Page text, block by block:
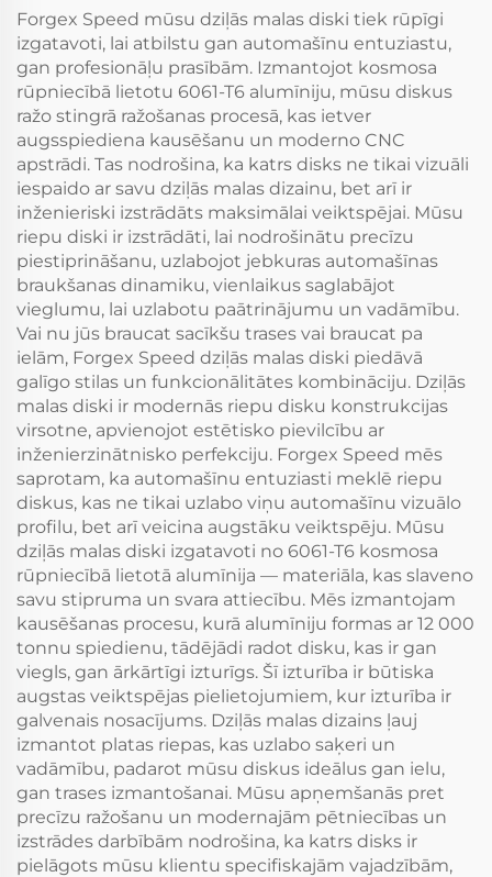
Forgex Speed mūsu dziļās malas diski tiek rūpīgi
izgatavoti, lai atbilstu gan automašīnu entuziastu,
gan profesionāļu prasībām. Izmantojot kosmosa
rūpniecībā lietotu 6061-T6 alumīniju, mūsu diskus
ražo stingrā ražošanas procesā, kas ietver
augsspiediena kausēšanu un moderno CNC
apstrādi. Tas nodrošina, ka katrs disks ne tikai vizuāli
iespaido ar savu dziļās malas dizainu, bet arī ir
inženieriski izstrādāts maksimālai veiktspējai. Mūsu
riepu diski ir izstrādāti, lai nodrošinātu precīzu
piestiprināšanu, uzlabojot jebkuras automašīnas
braukšanas dinamiku, vienlaikus saglabājot
vieglumu, lai uzlabotu paātrinājumu un vadāmību.
Vai nu jūs braucat sacīkšu trases vai braucat pa
ielām, Forgex Speed dziļās malas diski piedāvā
galīgo stilas un funkcionālitātes kombināciju. Dziļās
malas diski ir modernās riepu disku konstrukcijas
virsotne, apvienojot estētisko pievilcību ar
inženierzinātnisko perfekciju. Forgex Speed mēs
saprotam, ka automašīnu entuziasti meklē riepu
diskus, kas ne tikai uzlabo viņu automašīnu vizuālo
profilu, bet arī veicina augstāku veiktspēju. Mūsu
dziļās malas diski izgatavoti no 6061-T6 kosmosa
rūpniecībā lietotā alumīnija — materiāla, kas slaveno
savu stipruma un svara attiecību. Mēs izmantojam
kausēšanas procesu, kurā alumīniju formas ar 12 000
tonnu spiedienu, tādējādi radot disku, kas ir gan
viegls, gan ārkārtīgi izturīgs. Šī izturība ir būtiska
augstas veiktspējas pielietojumiem, kur izturība ir
galvenais nosacījums. Dziļās malas dizains ļauj
izmantot platas riepas, kas uzlabo saķeri un
vadāmību, padarot mūsu diskus ideālus gan ielu,
gan trases izmantošanai. Mūsu apņemšanās pret
precīzu ražošanu un modernajām pētniecības un
izstrādes darbībām nodrošina, ka katrs disks ir
pielāgots mūsu klientu specifiskajām vajadzībām,